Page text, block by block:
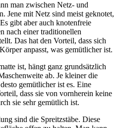
man zwischen Netz- und
Jene mit Netz sind meist geknotet,
gibt aber auch knotenfreie
nach einer traditionellen
Das hat den Vorteil, dass sich
anpasst, was gemütlicher ist.
ist, hängt ganz grundsätzlich
ab. Je kleiner die
gemütlicher ist es. Eine
dass sie von vornherein keine
sie sehr gemütlich ist.
sind die Spreitzstäbe. Diese